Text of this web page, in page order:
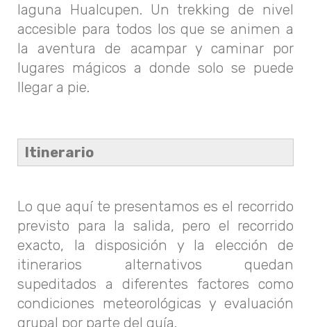
laguna Hualcupen. Un trekking de nivel
accesible para todos los que se animen a
la aventura de acampar y caminar por
lugares mágicos a donde solo se puede
llegar a pie.
Itinerario
Lo que aquí te presentamos es el recorrido
previsto para la salida, pero el recorrido
exacto, la disposición y la elección de
itinerarios alternativos quedan
supeditados a diferentes factores como
condiciones meteorológicas y evaluación
grupal por parte del guía.